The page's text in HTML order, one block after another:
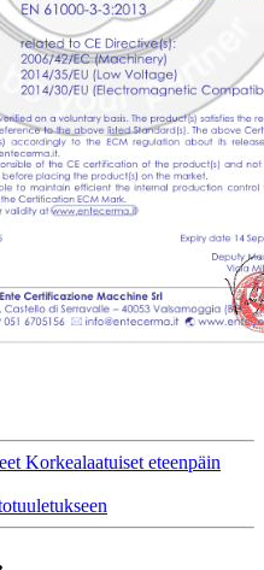
Korkealaatuiset eteenpäin